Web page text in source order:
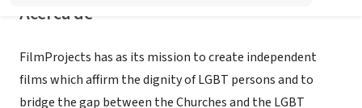
Acerca de
FilmProjects has as its mission to create independent
films which affirm the dignity of LGBT persons and to
bridge the gap between the Churches and the LGBT